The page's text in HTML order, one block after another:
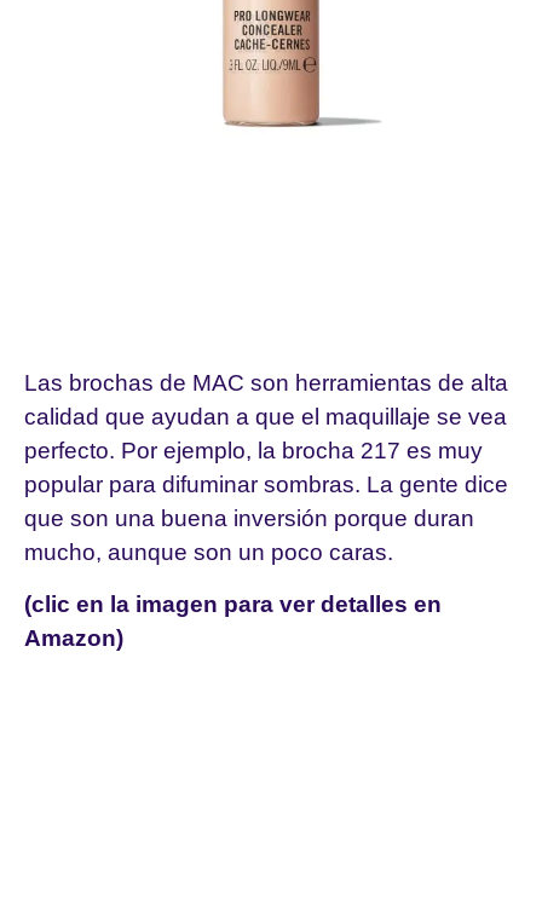
Las brochas de MAC son herramientas de alta
calidad que ayudan a que el maquillaje se vea
perfecto. Por ejemplo, la brocha 217 es muy
popular para difuminar sombras. La gente dice
que son una buena inversión porque duran
mucho, aunque son un poco caras.
(clic en la imagen para ver detalles en
Amazon)